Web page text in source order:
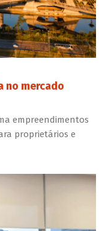
no mercado
empreendimentos
proprietários e